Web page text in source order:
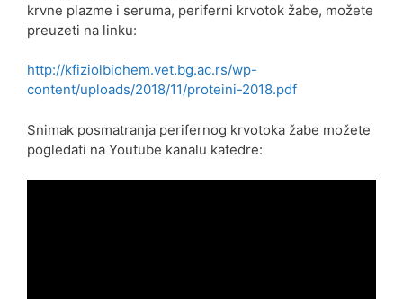
krvne plazme i seruma, periferni krvotok žabe, možete
preuzeti na linku:
http://kfiziolbiohem.vet.bg.ac.rs/wp-
content/uploads/2018/11/proteini-2018.pdf
Snimak posmatranja perifernog krvotoka žabe možete
pogledati na Youtube kanalu katedre: